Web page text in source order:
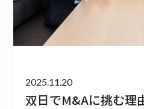
2025.11.20
双日でM&Aに挑む理